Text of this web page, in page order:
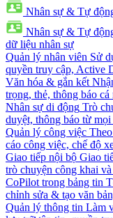
Nhân sự & Tự
Nhân sự & Tự
dữ liệu nhân sự
Quản lý nhân viên Sử
quyền truy cập, Active
Văn hóa & gắn kết
trọng, thẻ, thông báo cá
Nhân sự di động Trò
duyệt, thông báo từ mọi
Quản lý công việc
cáo công việc, chế độ
Giao tiếp nội bộ Giao
trò chuyện công khai
CoPilot trong bảng tin
chỉnh sửa & tạo văn
Quản lý thông tin Làm